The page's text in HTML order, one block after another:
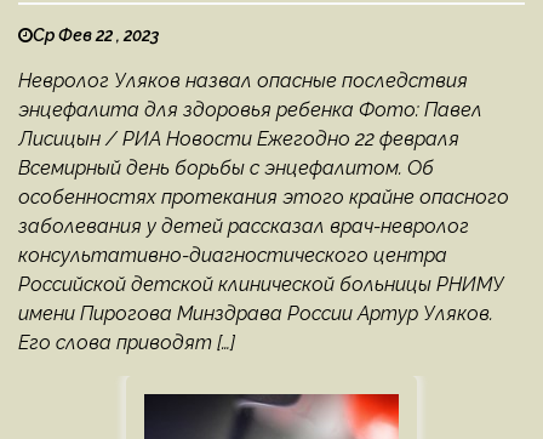
Ср Фев 22 , 2023
Невролог Уляков назвал опасные последствия
энцефалита для здоровья ребенка Фото: Павел
Лисицын / РИА Новости Ежегодно 22 февраля
Всемирный день борьбы с энцефалитом. Об
особенностях протекания этого крайне опасного
заболевания у детей рассказал врач-невролог
консультативно-диагностического центра
Российской детской клинической больницы РНИМУ
имени Пирогова Минздрава России Артур Уляков.
Его слова приводят […]